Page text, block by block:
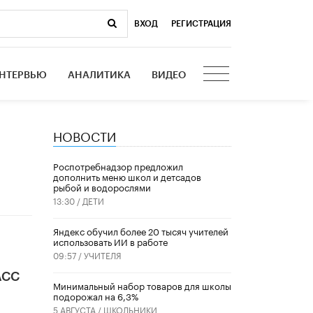
ВХОД РЕГИСТРАЦИЯ
АНАЛИТИКА ВИДЕО
НОВОСТИ
Роспотребнадзор предложил
дополнить меню школ и детсадов
рыбой и водорослями
13:30 / ДЕТИ
​Яндекс обучил более 20 тысяч учителей
использовать ИИ в работе
09:57 /УЧИТЕЛЯ
Минимальный набор товаров для школы
подорожал на 6,3%
5 АВГУСТА / ШКОЛЬНИКИ